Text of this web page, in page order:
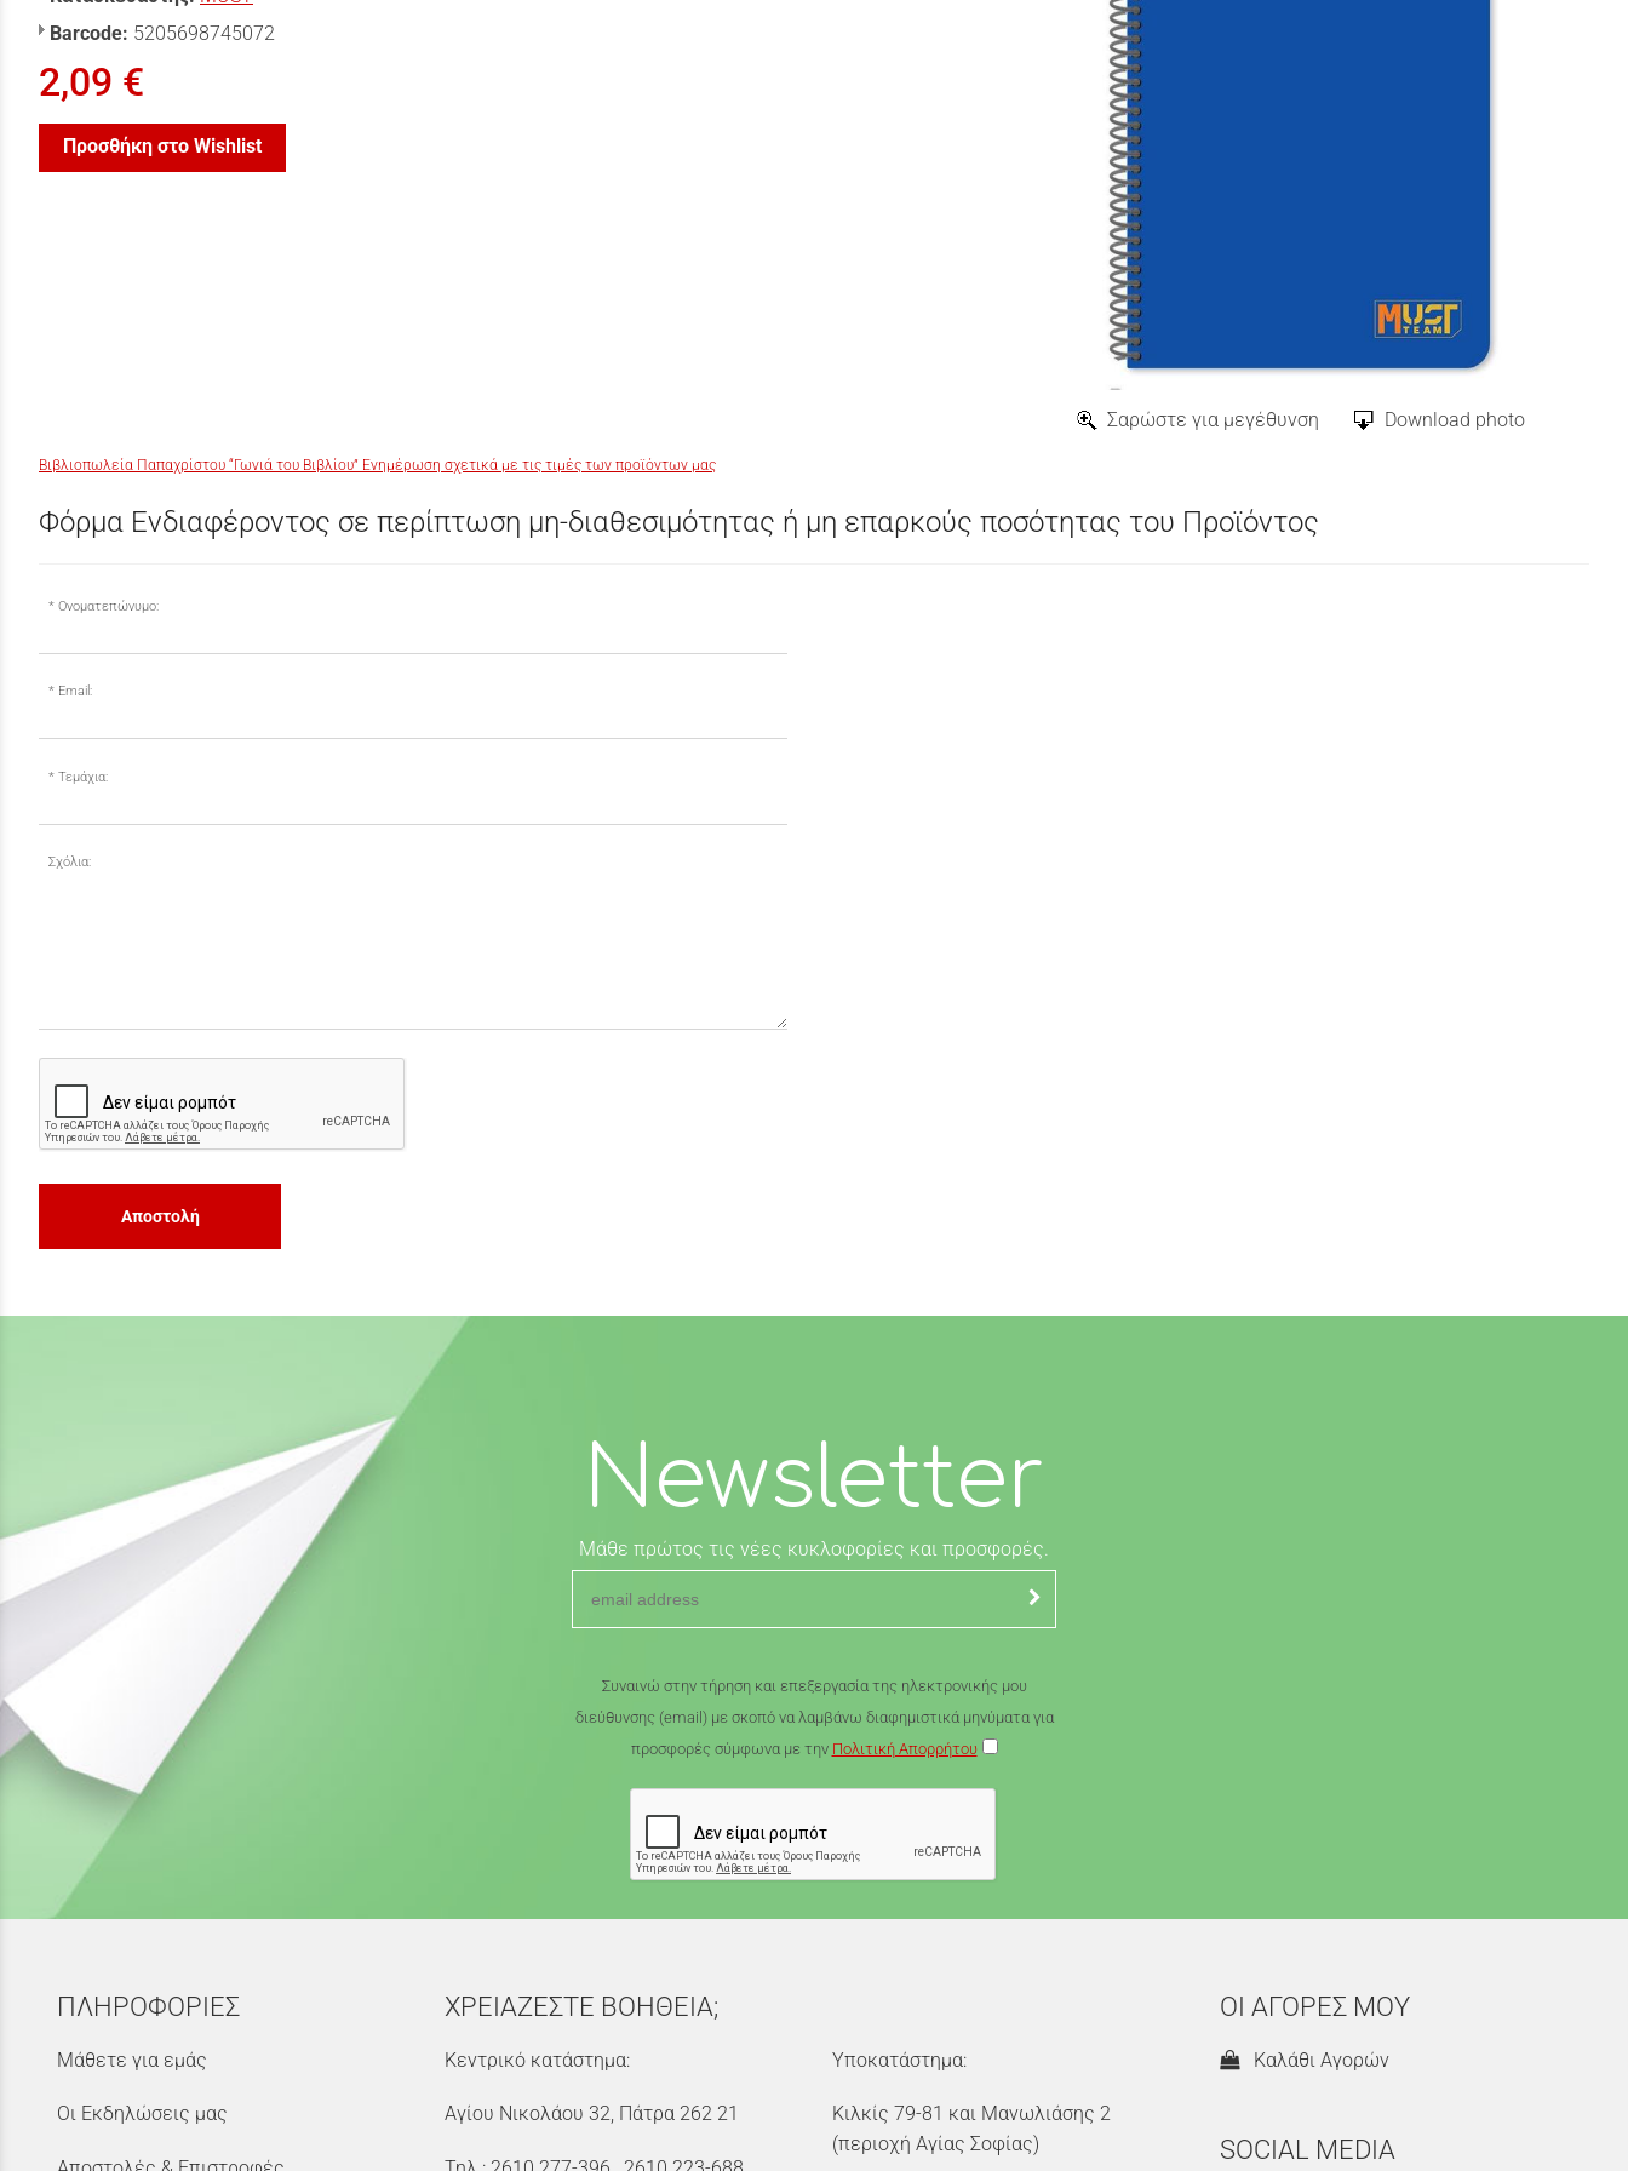
Σαρώστε για μεγέθυνση Download photo
Barcode: 5205698745072
2,09 €
Προσθήκη στο Wishlist
Βιβλιοπωλεία Παπαχρίστου “Γωνιά του Βιβλίου” Ενημέρωση σχετικά με τις τιμές των προϊόντων μας
Φόρμα Ενδιαφέροντος σε περίπτωση μη-διαθεσιμότητας ή μη επαρκούς ποσότητας του Προϊόντος
Ονοματεπώνυμο:
Email:
Τεμάχια:
Σχόλια:
Αποστολή
Newsletter
Μάθε πρώτος τις νέες κυκλοφορίες και προσφορές.
Συναινώ στην τήρηση και επεξεργασία της ηλεκτρονικής μου
διεύθυνσης (email) με σκοπό να λαμβάνω διαφημιστικά μηνύματα για
προσφορές σύμφωνα με την Πολιτική Απορρήτου
ΠΛΗΡΟΦΟΡΙΕΣ
Μάθετε για εμάς
Οι Εκδηλώσεις μας
ΧΡΕΙΑΖΕΣΤΕ ΒΟΗΘΕΙΑ;
Κεντρικό κατάστημα:
Αγίου Νικολάου 32, Πάτρα 262 21
Υποκατάστημα:
Κιλκίς 79-81 και Μανωλιάσης 2
(περιοχή Αγίας Σοφίας)
ΟΙ ΑΓΟΡΕΣ ΜΟΥ
Καλάθι Αγορών
SOCIAL MEDIA